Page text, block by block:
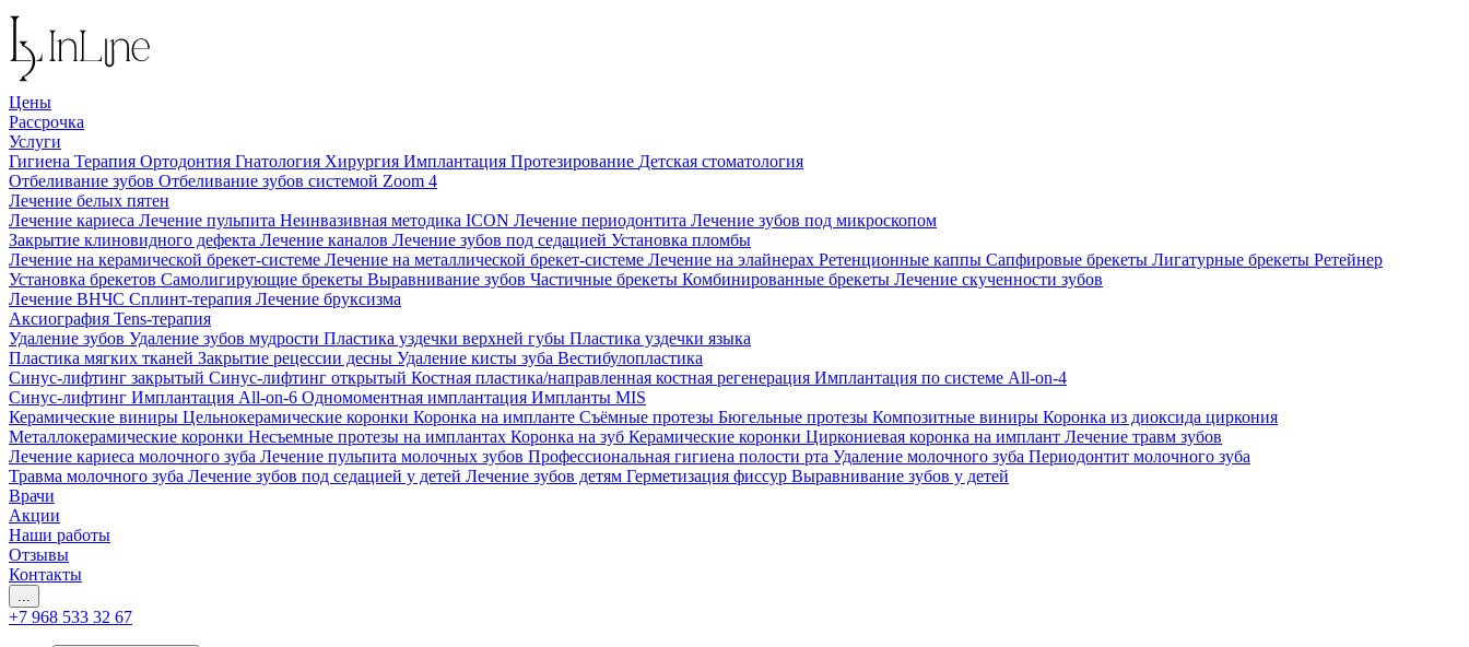
Цены
Рассрочка
Услуги
Гигиена Терапия Ортодонтия Гнатология Хирургия Имплантация Протезирование Детская стоматология
Отбеливание зубов Отбеливание зубов системой Zoom 4
Лечение белых пятен
Лечение кариеса Лечение пульпита Неинвазивная методика ICON Лечение периодонтита Лечение зубов под микроскопом
Закрытие клиновидного дефекта Лечение каналов Лечение зубов под седацией Установка пломбы
Лечение на керамической брекет-системе Лечение на металлической брекет-системе Лечение на элайнерах Ретенционные каппы Сапфировые брекеты Лигатурные брекеты Ретейнер
Установка брекетов Самолигирующие брекеты Выравнивание зубов Частичные брекеты Комбинированные брекеты Лечение скученности зубов
Лечение ВНЧС Сплинт-терапия Лечение бруксизма
Аксиография Tens-терапия
Удаление зубов Удаление зубов мудрости Пластика уздечки верхней губы Пластика уздечки языка
Пластика мягких тканей Закрытие рецессии десны Удаление кисты зуба Вестибулопластика
Синус-лифтинг закрытый Синус-лифтинг открытый Костная пластика/направленная костная регенерация Имплантация по системе All-on-4
Синус-лифтинг Имплантация All-on-6 Одномоментная имплантация Импланты MIS
Керамические виниры Цельнокерамические коронки Коронка на импланте Съёмные протезы Бюгельные протезы Композитные виниры Коронка из диоксида циркония
Металлокерамические коронки Несъемные протезы на имплантах Коронка на зуб Керамические коронки Циркониевая коронка на имплант Лечение травм зубов
Лечение кариеса молочного зуба Лечение пульпита молочных зубов Профессиональная гигиена полости рта Удаление молочного зуба Периодонтит молочного зуба
Травма молочного зуба Лечение зубов под седацией у детей Лечение зубов детям Герметизация фиссур Выравнивание зубов у детей
Врачи
Акции
Наши работы
Отзывы
Контакты
...
+7 968 533 32 67